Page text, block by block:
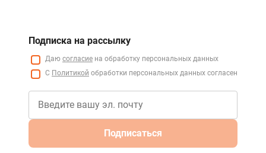
Подписка на рассылку
Даю согласие на обработку персональных данных
С Политикой обработки персональных данных согласен
Подписаться